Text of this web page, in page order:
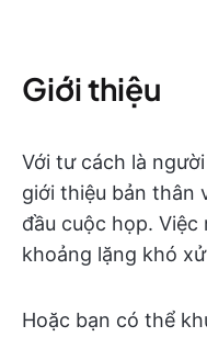
Giới thiệu
Với tư cách là
giới thiệu bản thân
đầu cuộc họp.
khoảng lặng khó
Hoặc bạn có thể